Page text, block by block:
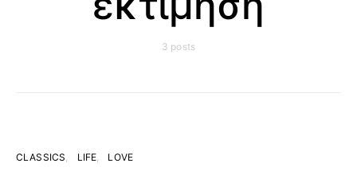
3 posts
CLASSICS LIFE LOVE